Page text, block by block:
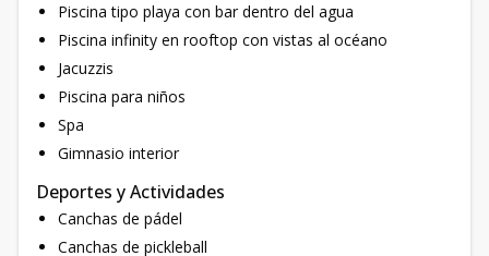
Piscina tipo playa con bar dentro del agua
Piscina infinity en rooftop con vistas al océano
Jacuzzis
Piscina para niños
Spa
Gimnasio interior
Deportes y Actividades
Canchas de pádel
Canchas de pickleball